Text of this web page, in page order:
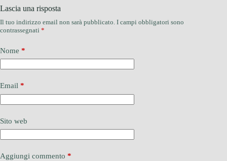
Lascia una risposta
Il tuo indirizzo email non sarà pubblicato. I campi obbligatori sono
contrassegnati *
Nome *
Email *
Sito web
Aggiungi commento *